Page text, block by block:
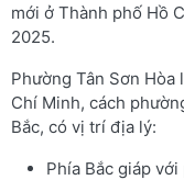
mới ở Thành phố Hồ
2025.
Phường Tân Sơn
Chí Minh, cách
Bắc, có vị trí địa lý:
Phía Bắc giáp